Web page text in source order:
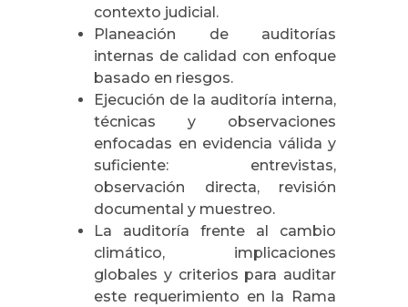
contexto judicial.
Planeación de auditorías
internas de calidad con enfoque
basado en riesgos.
Ejecución de la auditoría interna,
técnicas y observaciones
enfocadas en evidencia válida y
suficiente: entrevistas,
observación directa, revisión
documental y muestreo.
La auditoría frente al cambio
climático, implicaciones
globales y criterios para auditar
este requerimiento en la Rama